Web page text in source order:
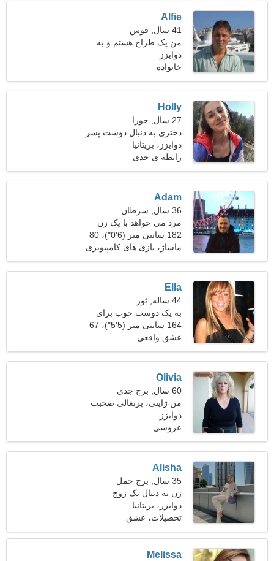
Alfie
41 سال, قوس
من یک طراح هستم و به
دنبال یک زن متواضع هستم
دوایزز
خانواده
Holly
27 سال, جوزا
دختری به دنبال دوست پسر
30-36
دوایزز، بریتانیا
رابطه ی جدی
Adam
36 سال, سرطان
مرد می خواهد با یک زن
ملاقات کند
182 سانتی متر (6'0")، 80
کیلوگرم (176 پوند)
ماساژ، بازی های کامپیوتری
Ella
44 ساله, ثور
به یک دوست خوب برای
آشپزی با هم نیاز دارم
164 سانتی متر (5'5")، 67
کیلوگرم (147 پوند)
عشق واقعی
Olivia
60 سال, برج جدی
من ژاپنی، پرتغالی صحبت
می کنم
دوایزز
عروسی
Alisha
35 سال, برج حمل
زن به دنبال یک زوج
دوایزز، بریتانیا
تحصیلات، عشق
Melissa